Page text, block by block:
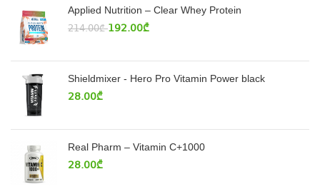
Applied Nutrition – Clear Whey Protein
214.00₾ 192.00₾
Shieldmixer - Hero Pro Vitamin Power black
28.00₾
Real Pharm – Vitamin C+1000
28.00₾